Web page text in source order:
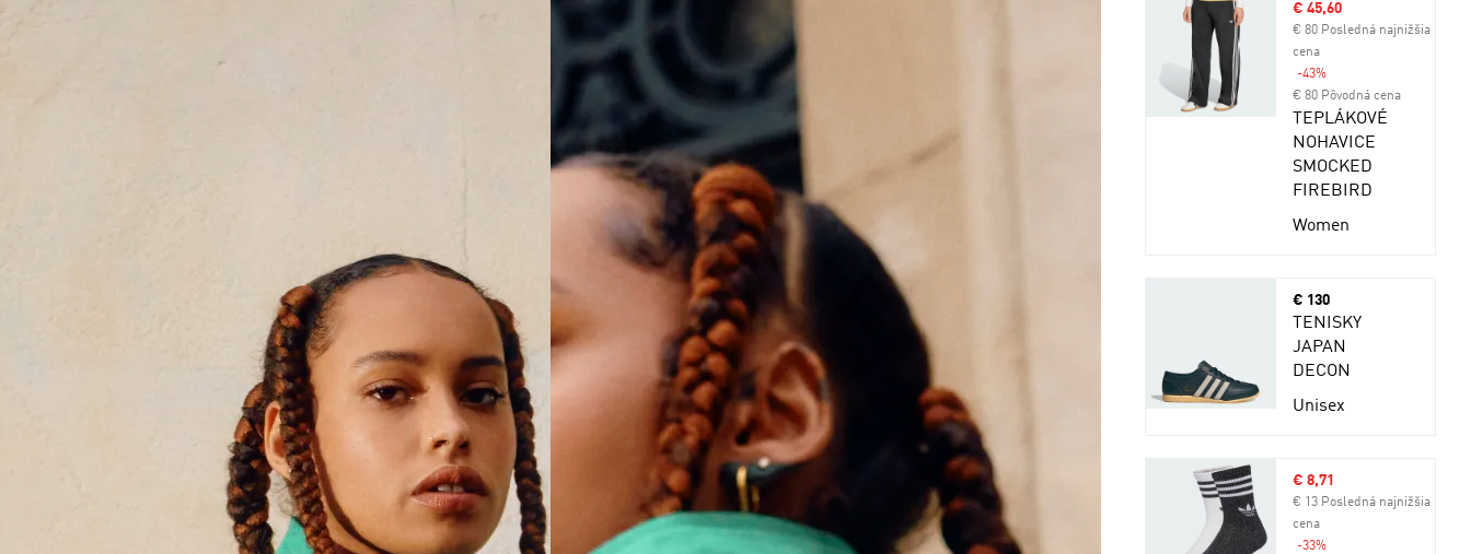
Výpredajová cena
€ 45,60
€ 80 Posledná najnižšia
cena
-43%Zľava
€ 80 Pôvodná cena
TEPLÁKOVÉ
NOHAVICE
SMOCKED
FIREBIRD
Women
Cena
€ 130
TENISKY
JAPAN
DECON
Unisex
Výpredajová cena
€ 8,71
€ 13 Posledná najnižšia
cena
-33%Zľava